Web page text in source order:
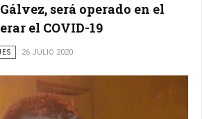
será operado en el
el COVID-19
26 JULIO 2020